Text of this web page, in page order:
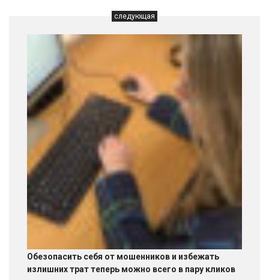
следующая
Обезопасить себя от мошенников и избежать
излишних трат теперь можно всего в пару кликов